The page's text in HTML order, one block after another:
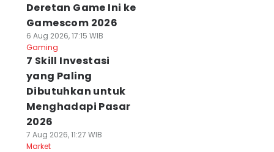
Deretan Game Ini ke
Gamescom 2026
6 Aug 2026, 17:15 WIB
Gaming
7 Skill Investasi
yang Paling
Dibutuhkan untuk
Menghadapi Pasar
2026
7 Aug 2026, 11:27 WIB
Market